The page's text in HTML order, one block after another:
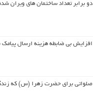
دو برابر تعداد ساختمان های ویران
افزایش بی ضابطه هزینه ارسال پیامک
صلواتی برای حضرت زهرا (س) که